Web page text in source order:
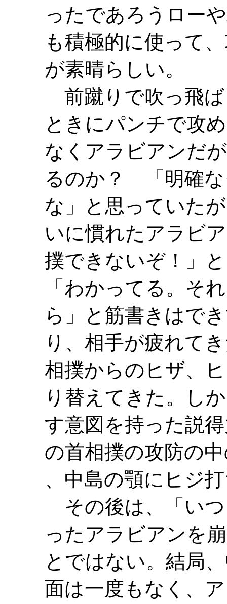
ったであろうロー
も積極的に使って
が素晴らしい。
前蹴りで吹っ飛
ときにパンチで攻
なくアラビアンだ
るのか？ 「明確
な」と思っていた
いに慣れたアラビ
撲できないぞ！」
「わかってる。そ
ら」と筋書きはで
り、相手が疲れて
相撲からのヒザ、
り替えてきた。し
す意図を持った説
の首相撲の攻防の
、中島の顎にヒジ
その後は、「い
ったアラビアンを
とではない。結局
面は一度もなく、